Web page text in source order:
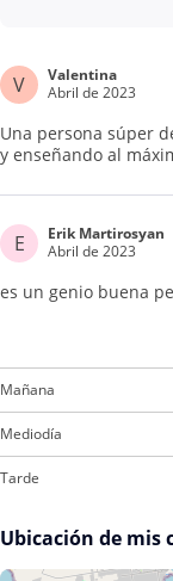
V
Valentina
Abril de 2023
Una persona súper
y enseñando al
E
Erik Martirosyan
Abril de 2023
es un genio buena
Mañana
Mediodía
Tarde
Ubicación de mis